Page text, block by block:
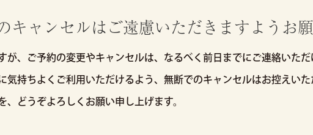
キャンセルはご遠慮いただきますようお
が、ご予約の変更やキャンセルは、なるべく前日までにご連絡いただ
気持ちよくご利用いただけるよう、無断でのキャンセルはお控えいた
、どうぞよろしくお願い申し上げます。